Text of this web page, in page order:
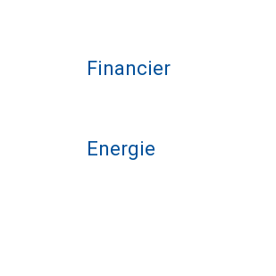
Financier
Energie